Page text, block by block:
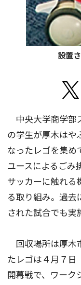
設置
中央大学商学部
の学生が厚木はや
なったレゴを集め
ユースによるごみ
サッカーに触れる
る取り組み。過去
された試合でも実
回収場所は厚木
たレゴは４月７日
開幕戦で、ワーク